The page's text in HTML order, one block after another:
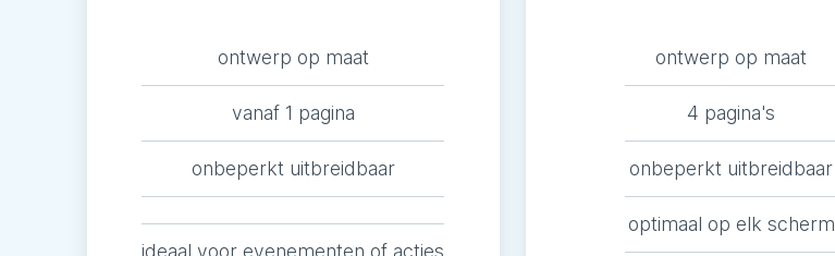
ontwerp op maat
vanaf 1 pagina
onbeperkt uitbreidbaar
ideaal voor evenementen of acties
ontwerp op maat
4 pagina's
onbeperkt uitbreidbaar
optimaal op elk scherm